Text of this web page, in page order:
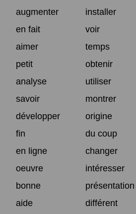
augmenter
installer
en fait
voir
aimer
temps
petit
obtenir
analyse
utiliser
savoir
montrer
développer
origine
fin
du coup
en ligne
changer
oeuvre
intéresser
bonne
présentation
aide
différent